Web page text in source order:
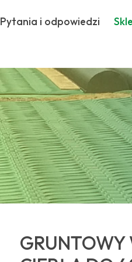
Pytania i odpowiedzi
GRUNTOWY